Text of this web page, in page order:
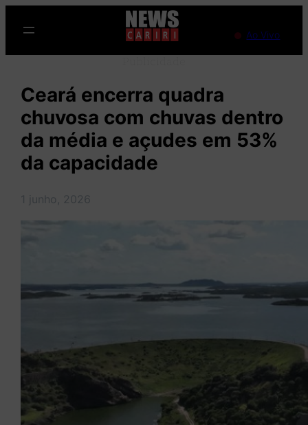
para
o
Ao Vivo
Ceará encerra quadra
chuvosa com chuvas dentro
da média e açudes em 53%
da capacidade
1 junho, 2026